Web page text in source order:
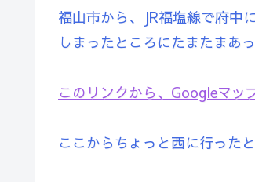
福山市から、JR福塩線で府中
しまったところにたまたまあ
このリンクから、Googleマッ
ここからちょっと西に行った